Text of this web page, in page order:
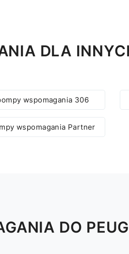
DLA
wspomagania 306
wspomagania Partner
DO